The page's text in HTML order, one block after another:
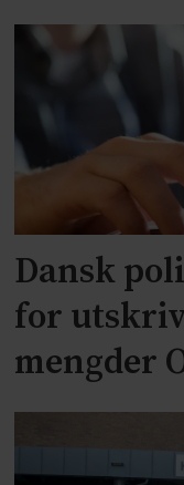
Dansk
for
mengder